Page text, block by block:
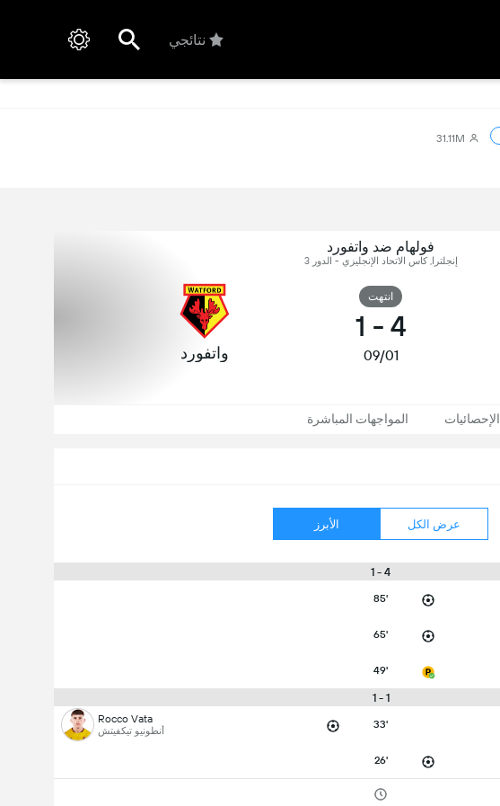
نتائجي
31.11M
فولهام ضد واتفورد
إنجلترا, كاس الاتحاد الإنجليزي - الدور 3
انتهت
4
-
1
09/01 واتفورد
الإحصائيات المواجهات المباشرة
عرض الكل الأبرز
4 - 1
85'
65'
49'
1 - 1
33'
Rocco Vata
أنطونيو تيكفيتش
26'